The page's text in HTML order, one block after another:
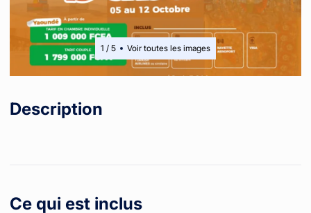
1 / 5 Voir toutes les images
Description
Ce qui est inclus